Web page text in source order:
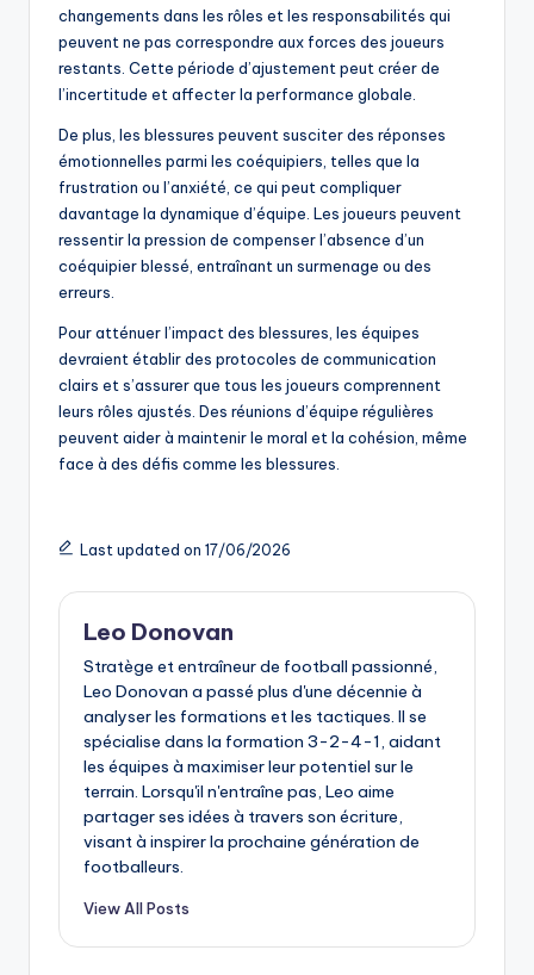
changements dans les rôles et les responsabilités qui
peuvent ne pas correspondre aux forces des joueurs
restants. Cette période d’ajustement peut créer de
l’incertitude et affecter la performance globale.
De plus, les blessures peuvent susciter des réponses
émotionnelles parmi les coéquipiers, telles que la
frustration ou l’anxiété, ce qui peut compliquer
davantage la dynamique d’équipe. Les joueurs peuvent
ressentir la pression de compenser l’absence d’un
coéquipier blessé, entraînant un surmenage ou des
erreurs.
Pour atténuer l’impact des blessures, les équipes
devraient établir des protocoles de communication
clairs et s’assurer que tous les joueurs comprennent
leurs rôles ajustés. Des réunions d’équipe régulières
peuvent aider à maintenir le moral et la cohésion, même
face à des défis comme les blessures.
Last updated on 17/06/2026
Leo Donovan
Stratège et entraîneur de football passionné,
Leo Donovan a passé plus d'une décennie à
analyser les formations et les tactiques. Il se
spécialise dans la formation 3-2-4-1, aidant
les équipes à maximiser leur potentiel sur le
terrain. Lorsqu'il n'entraîne pas, Leo aime
partager ses idées à travers son écriture,
visant à inspirer la prochaine génération de
footballeurs.
View All Posts